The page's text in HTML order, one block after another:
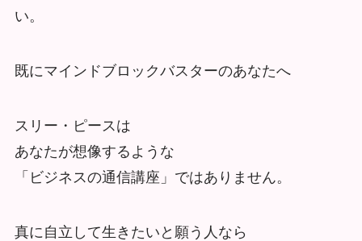
い。
既にマインドブロックバスターのあなたへ
スリー・ピースは
あなたが想像するような
「ビジネスの通信講座」ではありません。
真に自立して生きたいと願う人なら